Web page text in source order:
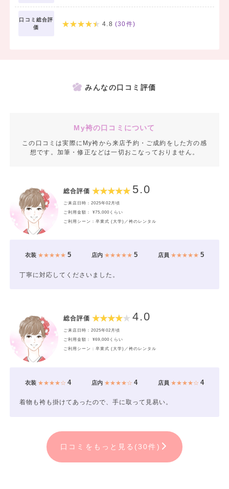
口コミ総合評
価
4.8 (30件)
みんなの口コミ評価
My袴の口コミについて
この口コミは実際にMy袴から来店予約・ご成約をした方の感
想です。加筆・修正などは一切おこなっておりません。
総合評価 5.0
ご来店日時：2025年02月頃
ご利用金額： ¥75,000くらい
ご利用シーン：卒業式 (大学)／袴のレンタル
衣装★★★★★ 5 店内★★★★★ 5 店員 ★★★★★5
丁寧に対応してくださいました。
総合評価 4.0
ご来店日時：2025年02月頃
ご利用金額： ¥69,000くらい
ご利用シーン：卒業式 (大学)／袴のレンタル
衣装★★★★☆ 4 店内★★★★☆ 4 店員 ★★★★☆4
着物も袴も掛けてあったので、手に取って見易い。
口コミをもっと見る(30件)